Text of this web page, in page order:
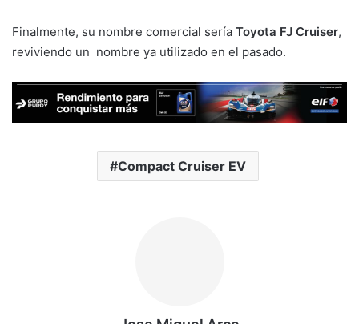
Finalmente, su nombre comercial sería Toyota FJ Cruiser,
reviviendo un nombre ya utilizado en el pasado.
Compact Cruiser EV